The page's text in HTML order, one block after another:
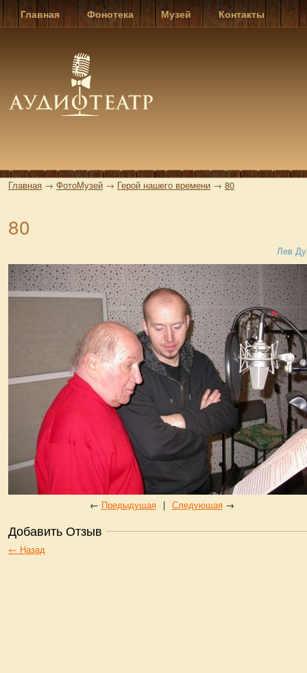
Главная Фонотека Музей Контакты
Главная → ФотоМузей → Герой нашего времени → 80
80
Лев
← Предыдущая | Следующая→
Добавить Отзыв
← Назад